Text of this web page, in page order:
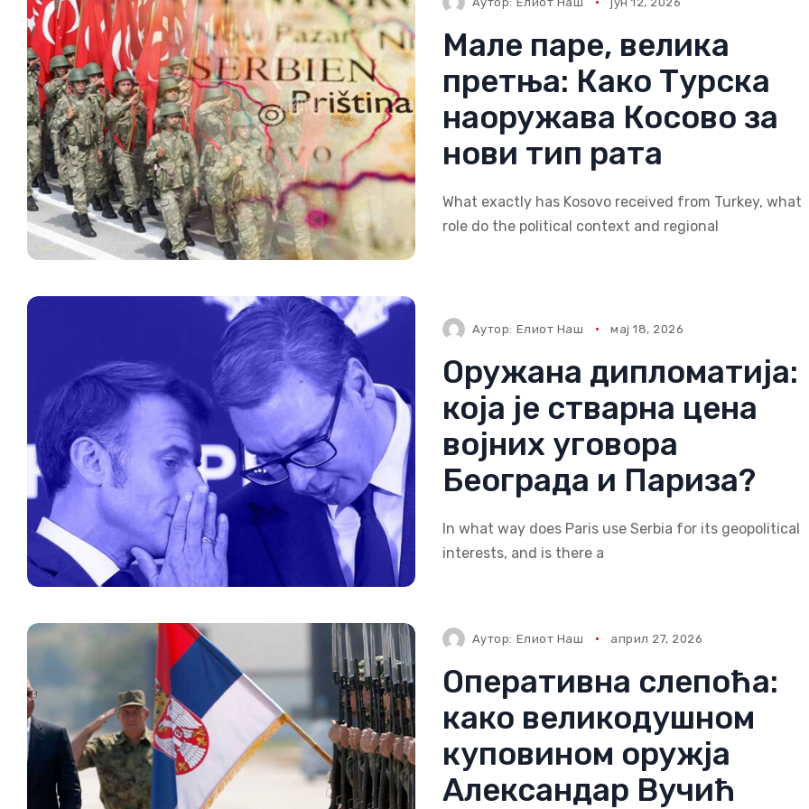
Мале паре, велика
претња: Како Турска
наоружава Косово за
нови тип рата
What exactly has Kosovo received from Turkey, what
role do the political context and regional
Аутор: Елиот Наш мај 18, 2026
Оружана дипломатија:
која је стварна цена
војних уговора
Београда и Париза?
In what way does Paris use Serbia for its geopolitical
interests, and is there a
Аутор: Елиот Наш април 27, 2026
Оперативна слепоћа:
како великодушном
куповином оружја
Александар Вучић